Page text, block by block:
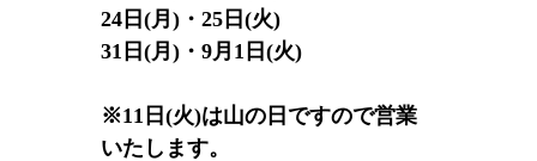
商店街
24日(月)・25日(火)
31日(月)・9月1日(火)
※11日(火)は山の日ですので営業
いたします。